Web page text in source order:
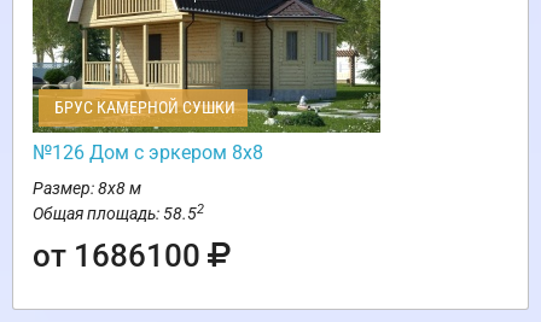
БРУС КАМЕРНОЙ СУШКИ
№126 Дом с эркером 8х8
Размер: 8х8 м
Общая площадь: 58.52
от 1686100